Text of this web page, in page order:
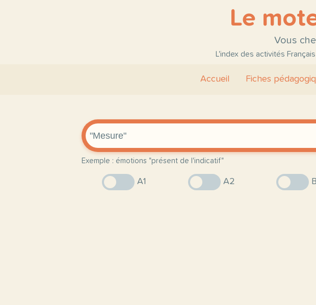
Le
Vous
L'index des activités
Accueil Fiches
Exemple : émotions "présent de l'indicatif"
A1 A2